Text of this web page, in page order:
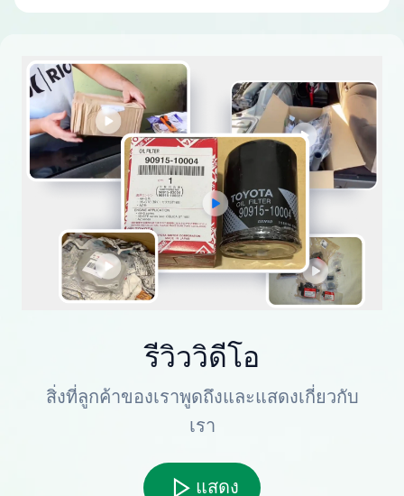
รีวิววิดีโอ
สิ่งที่ลูกค้าของเราพูดถึงและแสดงเกี่ยวกับ
เรา
แสดง